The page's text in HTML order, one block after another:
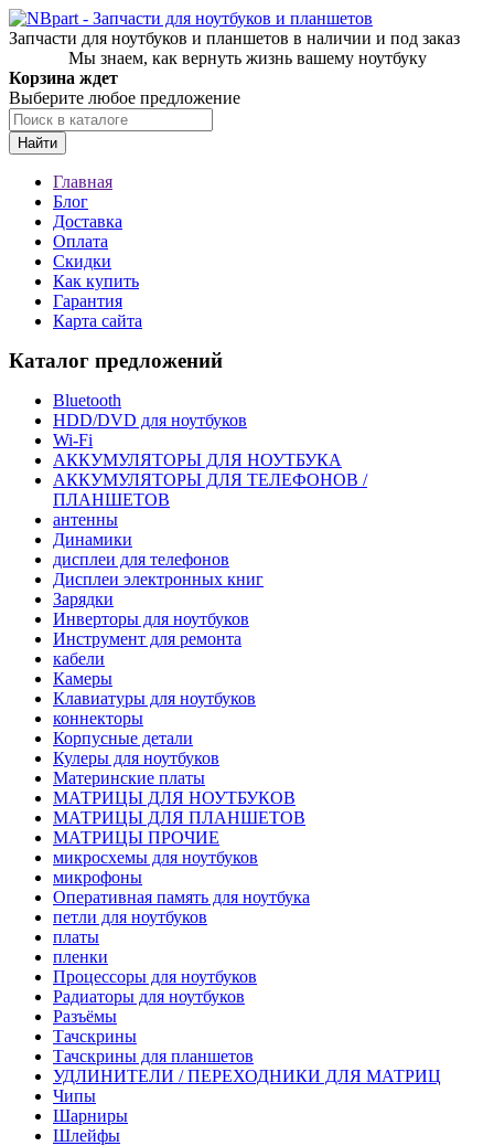
Запчасти для ноутбуков и планшетов в наличии и под заказ
Мы знаем, как вернуть жизнь вашему ноутбуку
Корзина ждет
Выберите любое предложение
Найти
Главная
Блог
Доставка
Оплата
Скидки
Как купить
Гарантия
Карта сайта
Каталог предложений
Bluetooth
HDD/DVD для ноутбуков
Wi-Fi
АККУМУЛЯТОРЫ ДЛЯ НОУТБУКА
АККУМУЛЯТОРЫ ДЛЯ ТЕЛЕФОНОВ /
ПЛАНШЕТОВ
антенны
Динамики
дисплеи для телефонов
Дисплеи электронных книг
Зарядки
Инверторы для ноутбуков
Инструмент для ремонта
кабели
Камеры
Клавиатуры для ноутбуков
коннекторы
Корпусные детали
Кулеры для ноутбуков
Материнские платы
МАТРИЦЫ ДЛЯ НОУТБУКОВ
МАТРИЦЫ ДЛЯ ПЛАНШЕТОВ
МАТРИЦЫ ПРОЧИЕ
микросхемы для ноутбуков
микрофоны
Оперативная память для ноутбука
петли для ноутбуков
платы
пленки
Процессоры для ноутбуков
Радиаторы для ноутбуков
Разъёмы
Тачскрины
Тачскрины для планшетов
УДЛИНИТЕЛИ / ПЕРЕХОДНИКИ ДЛЯ МАТРИЦ
Чипы
Шарниры
Шлейфы